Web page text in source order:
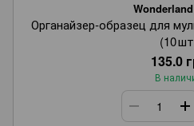
Органайзер‑образец для
(10
135.0
В